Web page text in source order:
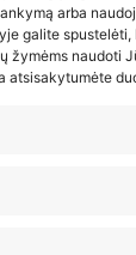
arba
galite
žymėms naudoti
atsisakytumėte